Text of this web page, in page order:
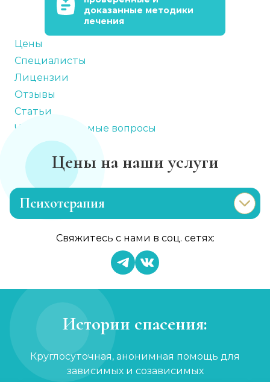
доказанные методики
лечения
Цены
Специалисты
Лицензии
Отзывы
Статьи
Часто задаваемые вопросы
Цены на наши услуги
Психотерапия
Консультация психолога
от 650 ₽ Записаться
Свяжитесь с нами в соц. сетях:
Истории спасения:
Круглосуточная, анонимная помощь для
зависимых и созависимых